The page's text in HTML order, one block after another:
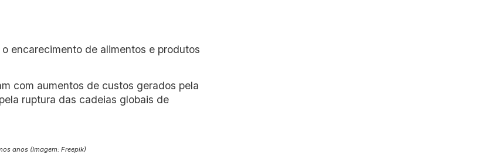
encarecimento de alimentos e produtos
com aumentos de custos gerados pela
ruptura das cadeias globais de
anos (Imagem: Freepik)